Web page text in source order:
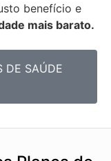
benefício e
mais barato.
DE SAÚDE